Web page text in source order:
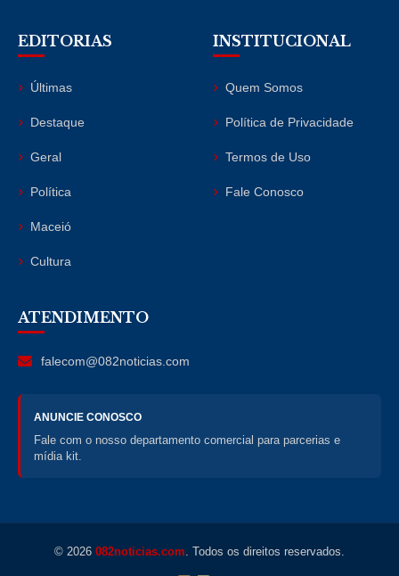
EDITORIAS
Últimas
Destaque
Geral
Política
Maceió
Cultura
INSTITUCIONAL
Quem Somos
Política de Privacidade
Termos de Uso
Fale Conosco
ATENDIMENTO
falecom@082noticias.com
ANUNCIE CONOSCO
Fale com o nosso departamento comercial para parcerias e
mídia kit.
© 2026 082noticias.com . Todos os direitos reservados.